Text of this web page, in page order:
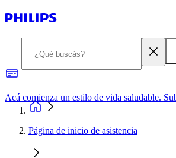
Página de inicio de asistencia